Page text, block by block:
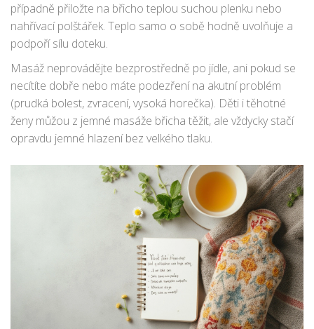
případně přiložte na břicho teplou suchou plenku nebo
nahřívací polštářek. Teplo samo o sobě hodně uvolňuje a
podpoří sílu doteku.
Masáž neprovádějte bezprostředně po jídle, ani pokud se
necítíte dobře nebo máte podezření na akutní problém
(prudká bolest, zvracení, vysoká horečka). Děti i těhotné
ženy můžou z jemné masáže břicha těžit, ale vždycky stačí
opravdu jemné hlazení bez velkého tlaku.